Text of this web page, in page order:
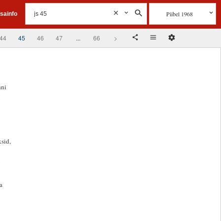
Piibel 1968
44 45 46 47 ... 66 >